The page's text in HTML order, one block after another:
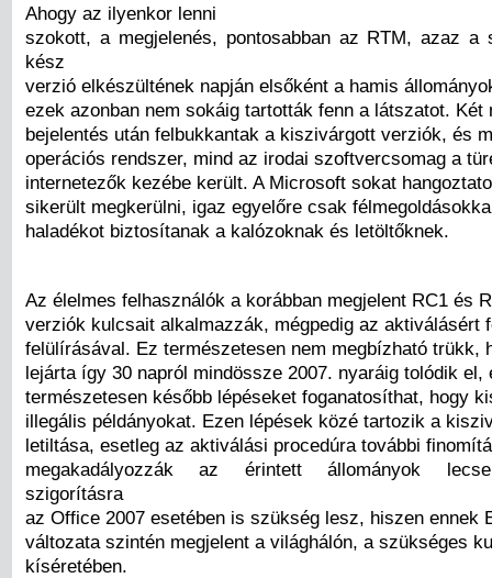
Ahogy az ilyenkor lenni
szokott, a megjelenés, pontosabban az RTM, azaz a
kész
verzió elkészültének napján elsőként a hamis
ezek azonban nem sokáig tartották fenn a látszatot. Két
bejelentés után felbukkantak a kiszivárgott verziók, és
operációs rendszer, mind az irodai szoftvercsomag a
internetezők kezébe került. A Microsoft sokat
sikerült megkerülni, igaz egyelőre csak
haladékot biztosítanak a kalózoknak és letöltőknek.
Az élelmes felhasználók a korábban megjelent RC1 és
verziók kulcsait alkalmazzák, mégpedig az aktiválásért
felülírásával. Ez természetesen nem megbízható trükk,
lejárta így 30 napról mindössze 2007. nyaráig tolódik el,
természetesen később lépéseket foganatosíthat, hogy
illegális példányokat. Ezen lépések közé tartozik a
letiltása, esetleg az aktiválási procedúra további
megakadályozzák az érintett állományok
szigorításra
az Office 2007 esetében is szükség lesz, hiszen ennek
változata szintén megjelent a világhálón, a szükséges
kíséretében.